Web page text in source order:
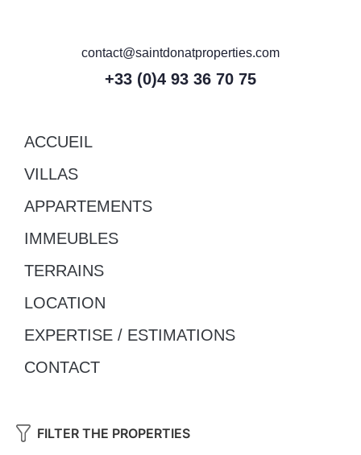
contact@saintdonatproperties.com
+33 (0)4 93 36 70 75
ACCUEIL
VILLAS
APPARTEMENTS
IMMEUBLES
TERRAINS
LOCATION
EXPERTISE / ESTIMATIONS
CONTACT
FILTER THE PROPERTIES